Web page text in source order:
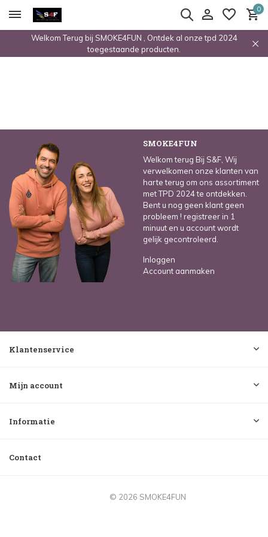
0
Welkom Terug bij SMOKE4FUN , Ontdek al onze tpd 2024
toegestaande producten.
SMOKE4FUN
Welkom terug Bij S&F, Wij
verwelkomen onze klanten van
harte terug om ons assortiment
met TPD 2024 te ontdekken.
Bent u nog geen klant geen
probleem ! registreer in 1
minuut en u account wordt
gelijk gecontroleerd.
Inloggen
Account aanmaken
Klantenservice
Mijn account
Informatie
Contact
© 2026 SMOKE4FUN